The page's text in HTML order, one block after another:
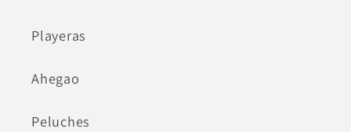
Playeras
Ahegao
Peluches